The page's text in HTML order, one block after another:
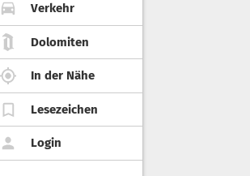
Verkehr
Dolomiten
In der Nähe
Lesezeichen
Login